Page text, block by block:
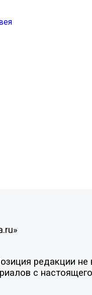
редакции не
с